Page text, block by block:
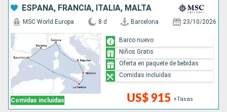
ESPAÑA, FRANCIA, ITALIA, MALTA
Comidas incluidas
MSC World Europa 8 d Barcelona 23/10/2026
US$ 915 +Tasas
Barco nuevo
Niños Gratis
Oferta en paquete de bebidas
Comidas incluidas